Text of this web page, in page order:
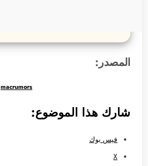
المصدر:
macrumors
شارك هذا الموضوع:
فيس بوك
X